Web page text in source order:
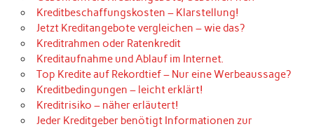
Kreditbeschaffungskosten – Klarstellung!
Jetzt Kreditangebote vergleichen – wie das?
Kreditrahmen oder Ratenkredit
Kreditaufnahme und Ablauf im Internet.
Top Kredite auf Rekordtief – Nur eine Werbeaussage?
Kreditbedingungen – leicht erklärt!
Kreditrisiko – näher erläutert!
Jeder Kreditgeber benötigt Informationen zur